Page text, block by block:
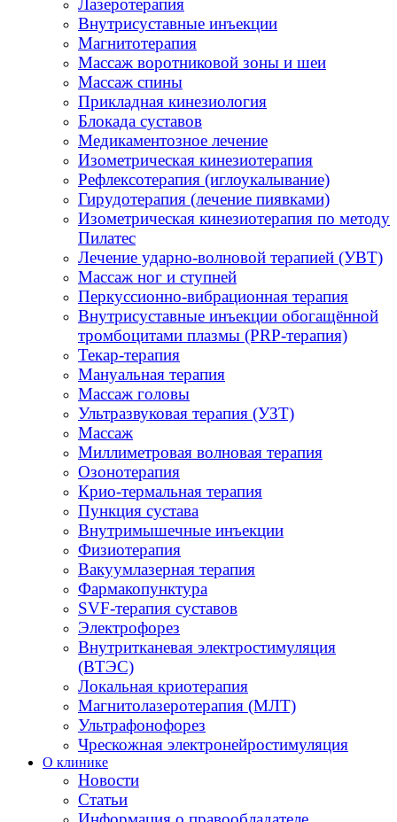
Лазеротерапия
Внутрисуставные инъекции
Магнитотерапия
Массаж воротниковой зоны и шеи
Массаж спины
Прикладная кинезиология
Блокада суставов
Медикаментозное лечение
Изометрическая кинезиотерапия
Рефлексотерапия (иглоукалывание)
Гирудотерапия (лечение пиявками)
Изометрическая кинезиотерапия по методу
Пилатес
Лечение ударно-волновой терапией (УВТ)
Массаж ног и ступней
Перкуссионно-вибрационная терапия
Внутрисуставные инъекции обогащённой
тромбоцитами плазмы (PRP-терапия)
Текар-терапия
Мануальная терапия
Массаж головы
Ультразвуковая терапия (УЗТ)
Массаж
Миллиметровая волновая терапия
Озонотерапия
Крио-термальная терапия
Пункция сустава
Внутримышечные инъекции
Физиотерапия
Вакуумлазерная терапия
Фармакопунктура
SVF-терапия суставов
Электрофорез
Внутритканевая электростимуляция
(ВТЭС)
Локальная криотерапия
Магнитолазеротерапия (МЛТ)
Ультрафонофорез
Чрескожная электронейростимуляция
О клинике
Новости
Статьи